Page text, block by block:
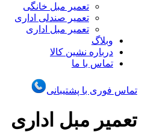
تعمیر مبل خانگی
تعمیر صندلی اداری
تعمیر مبل اداری
وبلاگ
درباره نشین کالا
تماس با ما
تماس فوری با پشتیبانی
تعمیر مبل اداری